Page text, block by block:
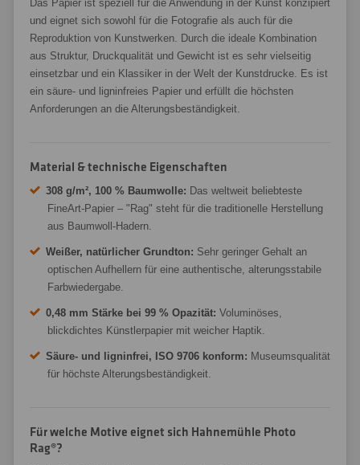
Das Papier ist speziell für die Anwendung in der Kunst konzipiert
und eignet sich sowohl für die Fotografie als auch für die
Reproduktion von Kunstwerken. Durch die ideale Kombination
aus Struktur, Druckqualität und Gewicht ist es sehr vielseitig
einsetzbar und ein Klassiker in der Welt der Kunstdrucke. Es ist
ein säure- und ligninfreies Papier und erfüllt die höchsten
Anforderungen an die Alterungsbeständigkeit.
Material & technische Eigenschaften
308 g/m², 100 % Baumwolle: Das weltweit beliebteste
FineArt-Papier – "Rag" steht für die traditionelle Herstellung
aus Baumwoll-Hadern.
Weißer, natürlicher Grundton: Sehr geringer Gehalt an
optischen Aufhellern für eine authentische, alterungsstabile
Farbwiedergabe.
0,48 mm Stärke bei 99 % Opazität: Voluminöses,
blickdichtes Künstlerpapier mit weicher Haptik.
Säure- und ligninfrei, ISO 9706 konform: Museumsqualität
für höchste Alterungsbeständigkeit.
Für welche Motive eignet sich Hahnemühle Photo
Rag®?